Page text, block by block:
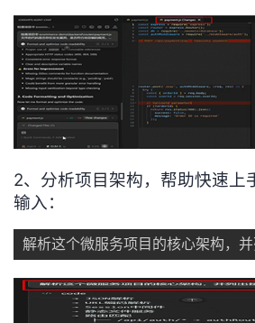
2、分析项目架构，帮助快速上
输入：
解析这个微服务项目的核心架构，